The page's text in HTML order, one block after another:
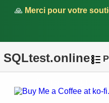
🙏 Merci pour votre
SQLtest.online